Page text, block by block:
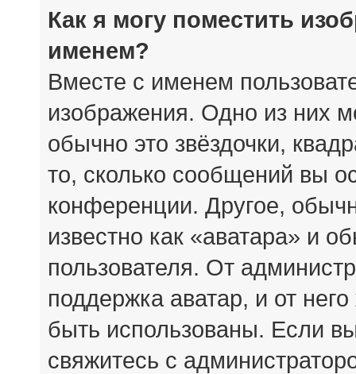
Как я могу поместить
именем?
Вместе с именем
изображения. Одно из них
обычно это звёздочки,
то, сколько сообщений вы
конференции. Другое,
известно как «аватара» и
пользователя. От
поддержка аватар, и от
быть использованы. Если
свяжитесь с